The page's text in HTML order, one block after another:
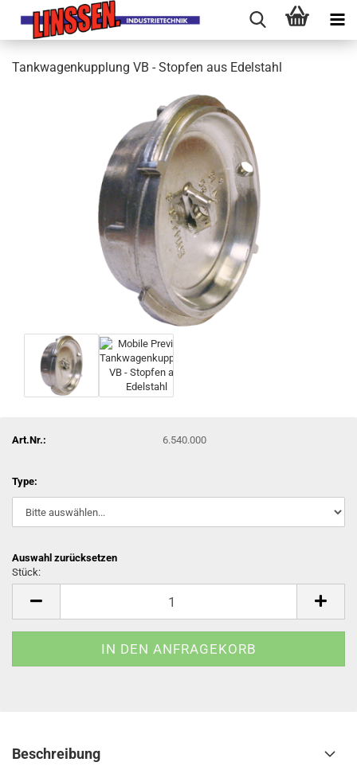
Tankwagenkupplung VB - Stopfen aus Edelstahl
Art.Nr.: 6.540.000
Type:
Auswahl zurücksetzen
Stück:
Beschreibung